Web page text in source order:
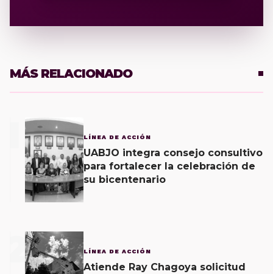
MÁS RELACIONADO
LÍNEA DE ACCIÓN
UABJO integra consejo consultivo
para fortalecer la celebración de
su bicentenario
2 LÍNEA DE ACCIÓN
Atiende Ray Chagoya solicitud